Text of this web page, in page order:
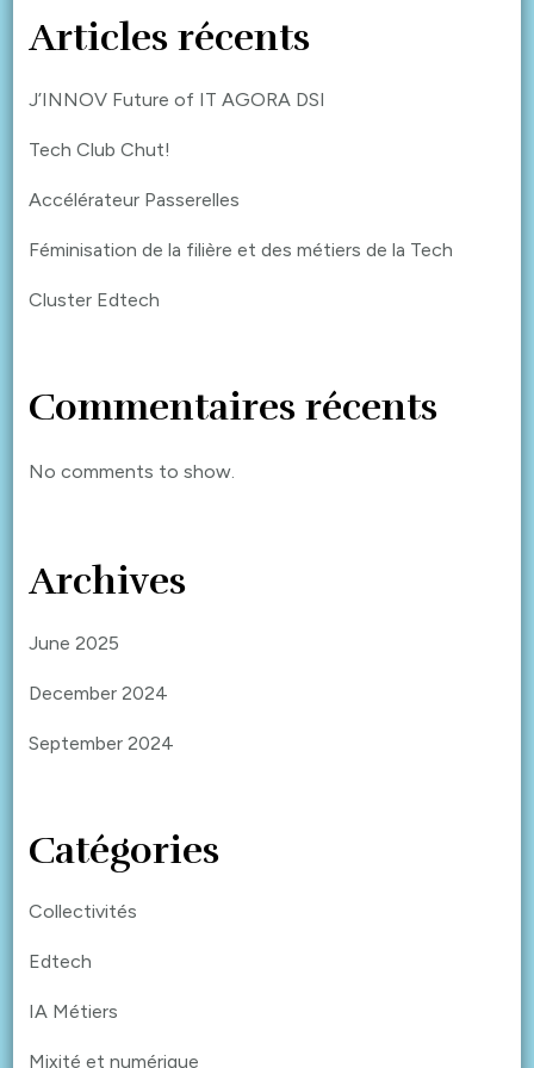
Articles récents
J’INNOV Future of IT AGORA DSI
Tech Club Chut!
Accélérateur Passerelles
Féminisation de la filière et des métiers de la Tech
Cluster Edtech
Commentaires récents
No comments to show.
Archives
June 2025
December 2024
September 2024
Catégories
Collectivités
Edtech
IA Métiers
Mixité et numérique